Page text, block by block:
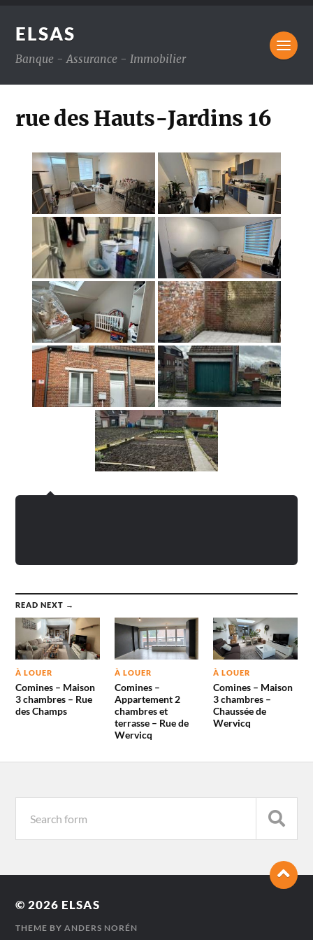
ELSAS
Banque - Assurance - Immobilier
rue des Hauts-Jardins 16
READ NEXT →
À LOUER
Comines – Maison
3 chambres – Rue
des Champs
À LOUER
Comines –
Appartement 2
chambres et
terrasse – Rue de
Wervicq
À LOUER
Comines – Maison
3 chambres –
Chaussée de
Wervicq
© 2026 ELSAS
THEME BYANDERS NORÉN